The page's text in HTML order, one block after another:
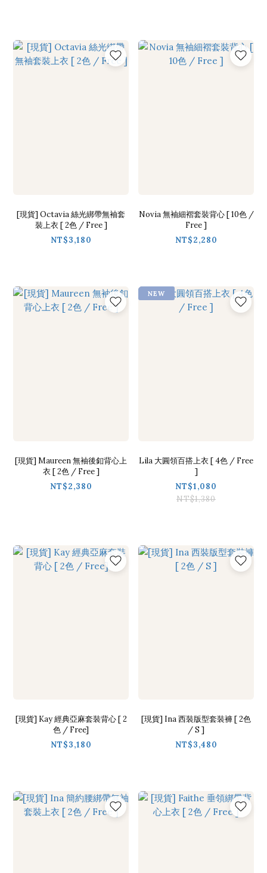
[現貨] Octavia 絲光綁帶無袖套
裝上衣 [ 2色 / Free ]
NT$3,180
Novia 無袖細褶套裝背心 [ 10色 /
Free ]
NT$2,280
[現貨] Maureen 無袖後釦背心上
衣 [ 2色 / Free ]
NT$2,380
NEW
Lila 大圓領百搭上衣 [ 4色 / Free
]
NT$1,080
NT$1,380
[現貨] Kay 經典亞麻套裝背心 [ 2
色 / Free]
NT$3,180
[現貨] Ina 西裝版型套裝褲 [ 2色
/ S ]
NT$3,480